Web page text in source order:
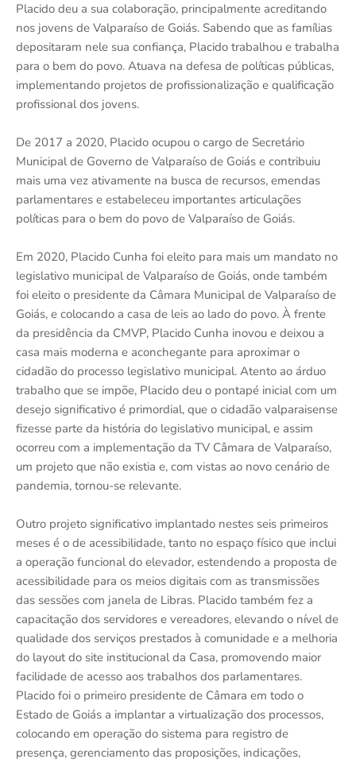
Placido deu a sua colaboração, principalmente acreditando
nos jovens de Valparaíso de Goiás. Sabendo que as famílias
depositaram nele sua confiança, Placido trabalhou e trabalha
para o bem do povo. Atuava na defesa de políticas públicas,
implementando projetos de profissionalização e qualificação
profissional dos jovens.
De 2017 a 2020, Placido ocupou o cargo de Secretário
Municipal de Governo de Valparaíso de Goiás e contribuiu
mais uma vez ativamente na busca de recursos, emendas
parlamentares e estabeleceu importantes articulações
políticas para o bem do povo de Valparaíso de Goiás.
Em 2020, Placido Cunha foi eleito para mais um mandato no
legislativo municipal de Valparaíso de Goiás, onde também
foi eleito o presidente da Câmara Municipal de Valparaíso de
Goiás, e colocando a casa de leis ao lado do povo. À frente
da presidência da CMVP, Placido Cunha inovou e deixou a
casa mais moderna e aconchegante para aproximar o
cidadão do processo legislativo municipal. Atento ao árduo
trabalho que se impõe, Placido deu o pontapé inicial com um
desejo significativo é primordial, que o cidadão valparaisense
fizesse parte da história do legislativo municipal, e assim
ocorreu com a implementação da TV Câmara de Valparaíso,
um projeto que não existia e, com vistas ao novo cenário de
pandemia, tornou-se relevante.
Outro projeto significativo implantado nestes seis primeiros
meses é o de acessibilidade, tanto no espaço físico que inclui
a operação funcional do elevador, estendendo a proposta de
acessibilidade para os meios digitais com as transmissões
das sessões com janela de Libras. Placido também fez a
capacitação dos servidores e vereadores, elevando o nível de
qualidade dos serviços prestados à comunidade e a melhoria
do layout do site institucional da Casa, promovendo maior
facilidade de acesso aos trabalhos dos parlamentares.
Placido foi o primeiro presidente de Câmara em todo o
Estado de Goiás a implantar a virtualização dos processos,
colocando em operação do sistema para registro de
presença, gerenciamento das proposições, indicações,